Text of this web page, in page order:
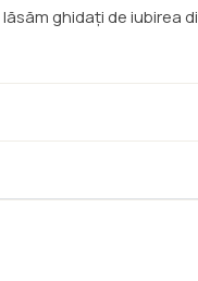
ghidați de iubirea